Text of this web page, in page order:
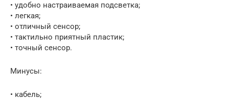
• удобно настраиваемая подсветка;
• легкая;
• отличный сенсор;
• тактильно приятный пластик;
• точный сенсор.
Минусы:
• кабель;